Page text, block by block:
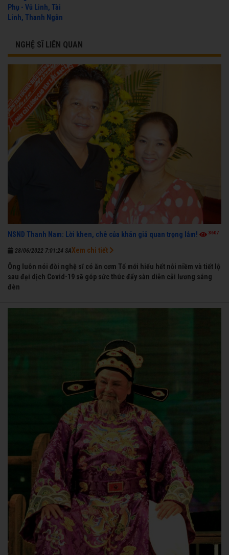
Phụ - Vũ Linh, Tài
Linh, Thanh Ngân
NGHỆ SĨ LIÊN QUAN
NSND Thanh Nam: Lời khen, chê của khán giả quan trọng lắm! 3607
28/06/2022 7:01:24 SA
Ông luôn nói đời nghệ sĩ có ăn cơm Tổ mới hiểu hết nỗi niềm và tiết lộ
sau đại dịch Covid-19 sẽ góp sức thúc đẩy sàn diễn cải lương sáng
đèn
Xem chi tiết